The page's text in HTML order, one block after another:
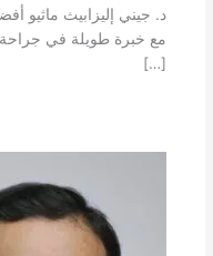
د. جيني إليزابيث ماثيو
مع خبرة طويلة في جراحة
[…]